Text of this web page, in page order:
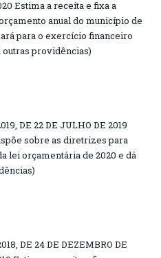
Estima a receita e fixa a
anual do município de
para o exercício financeiro
outras providências)
DE 22 DE JULHO DE 2019
sobre as diretrizes para
lei orçamentária de 2020 e dá
DE 24 DE DEZEMBRO DE